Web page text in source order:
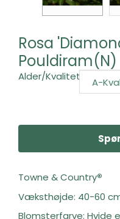
Rosa
Pouldiram(N)
Alder/Kvalitet:
Towne & Country®
Væksthøjde: 40-60
Blomsterfarve: Hvide